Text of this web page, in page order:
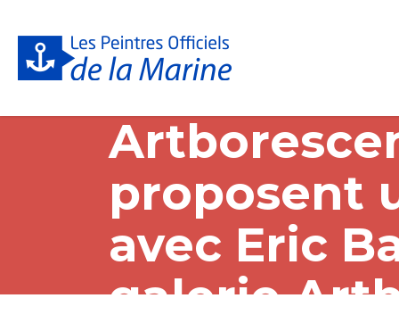
proposent
avec Eric
galerie